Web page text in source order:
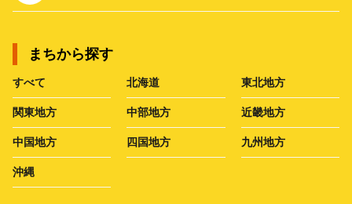
まちから探す
すべて 北海道 東北地方
関東地方 中部地方 近畿地方
中国地方 四国地方 九州地方
沖縄